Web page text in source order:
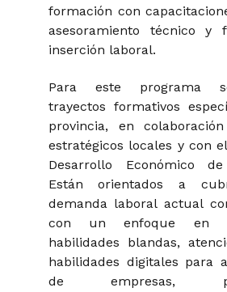
formación con
asesoramiento técnico y
inserción laboral.
Para este programa
trayectos formativos
provincia, en
estratégicos locales y con
Desarrollo Económico
Están orientados a
demanda laboral actual
con un enfoque en
habilidades blandas,
habilidades digitales para
de empresas,